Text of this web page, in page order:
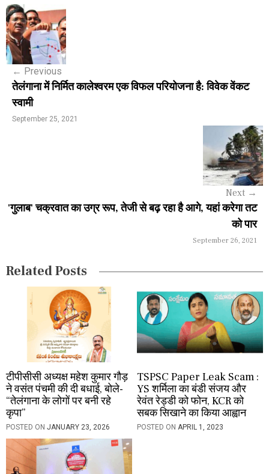
P
o
s
n
a
a
o
← Previous
तेलंगाना में निर्मित कालेश्वरम एक विफल परियोजना है: विवेक वेंकट
स्वामी
September 25, 2021
Next →
'गुलाब' चक्रवात का उग्र रूप, तेजी से बढ़ रहा है आगे, यहां करेगा तट
को पार
September 26, 2021
Related Posts
टीपीसीसी अध्यक्ष महेश कुमार गौड़
ने वसंत पंचमी की दी बधाई, बोले-
“तेलंगाना के लोगों पर बनी रहे
कृपा”
POSTED ON JANUARY 23, 2026
TSPSC Paper Leak Scam :
YS शर्मिला का बंडी संजय और
रेवंत रेड्डी को फोन, KCR को
सबक सिखाने का किया आह्वान
POSTED ON APRIL 1, 2023